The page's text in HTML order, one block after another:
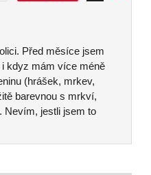
Před měsíce jsem
i kdyz mám více méně
(hrášek, mrkev,
barevnou s mrkví,
Nevím, jestli jsem to